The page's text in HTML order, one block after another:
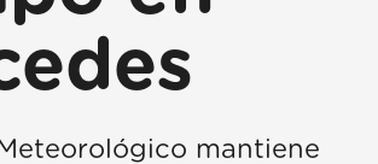
mantiene